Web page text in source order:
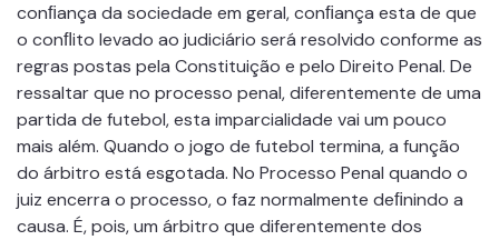
conﬁança da sociedade em geral, conﬁança esta de que
o conﬂito levado ao judiciário será resolvido conforme as
regras postas pela Constituição e pelo Direito Penal. De
ressaltar que no processo penal, diferentemente de uma
partida de futebol, esta imparcialidade vai um pouco
mais além. Quando o jogo de futebol termina, a função
do árbitro está esgotada. No Processo Penal quando o
juiz encerra o processo, o faz normalmente deﬁnindo a
causa. É, pois, um árbitro que diferentemente dos